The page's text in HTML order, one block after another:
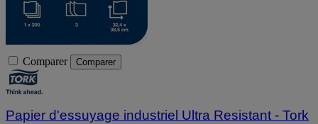
Comparer Comparer
Papier d'essuyage industriel Ultra Resistant - Tork